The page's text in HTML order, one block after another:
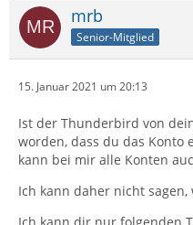
mrb
Senior-Mitglied
15. Januar 2021 um 20:13
Ist der Thunderbird von
worden, dass du das Konto
kann bei mir alle Konten
Ich kann daher nicht